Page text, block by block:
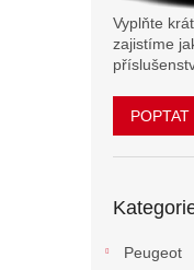
Vyplňte
zajistíme
POPTAT
kategorie
Peugeot